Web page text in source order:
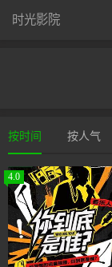
时光影院
按时间 按人气
4.0